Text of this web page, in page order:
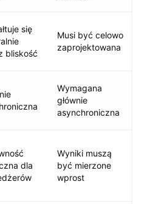
się
bliskość
Musi być celowo
zaprojektowana
Wymagana
głównie
asynchroniczna
dla
Wyniki muszą
być mierzone
wprost